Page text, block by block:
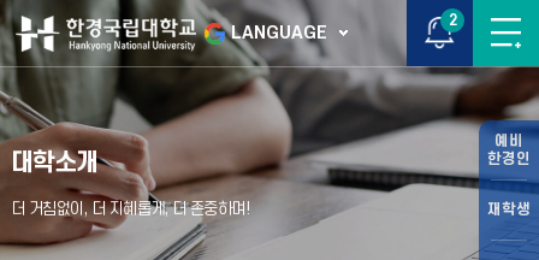
LANGUAGE
2
예비
한경인
재학생
대학소개